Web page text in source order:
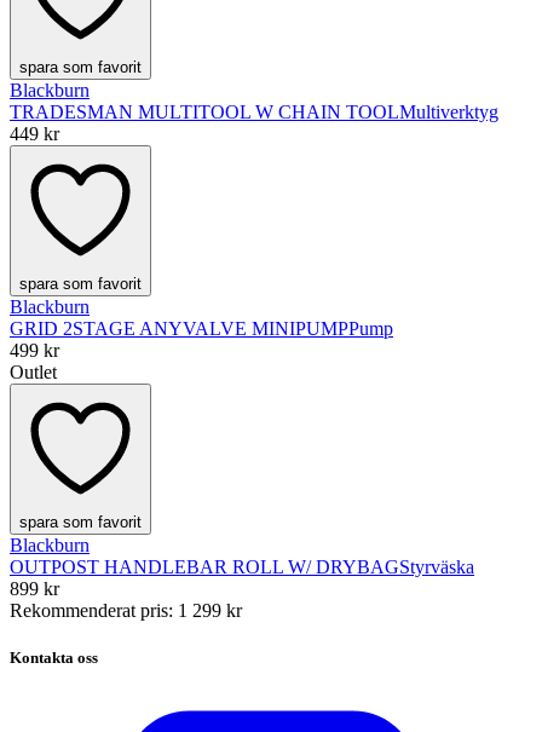
spara som favorit
Blackburn
TRADESMAN MULTITOOL W CHAIN TOOLMultiverktyg
449 kr
spara som favorit
Blackburn
GRID 2STAGE ANYVALVE MINIPUMPPump
499 kr
Outlet
spara som favorit
Blackburn
OUTPOST HANDLEBAR ROLL W/ DRYBAGStyrväska
899 kr
Rekommenderat pris: 1 299 kr
Kontakta oss